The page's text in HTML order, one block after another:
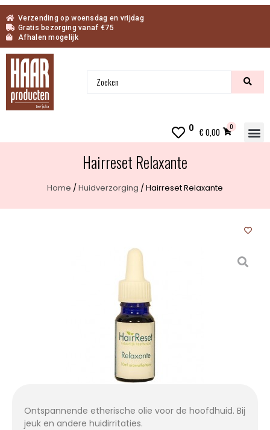
Verzending op woensdag en vrijdag
Gratis bezorging vanaf €75
Afhalen mogelijk
0 € 0,00 0
Hairreset Relaxante
Home /Huidverzorging / Hairreset Relaxante
Ontspannende etherische olie voor de hoofdhuid. Bij
jeuk en andere huidirritaties.